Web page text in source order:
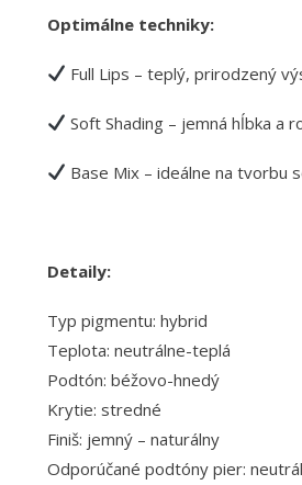
Optimálne techniky:
Full Lips – teplý, prirodzený
Soft Shading – jemná hĺbka a
Base Mix – ideálne na tvorbu
Detaily:
Typ pigmentu: hybrid
Teplota: neutrálne-teplá
Podtón: béžovo-hnedý
Krytie: stredné
Finiš: jemný – naturálny
Odporúčané podtóny pier: